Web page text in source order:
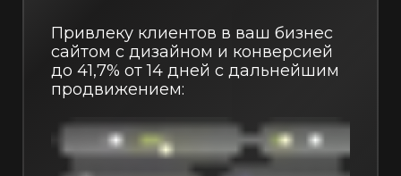
Привлеку клиентов в ваш бизнес
сайтом с дизайном и конверсией
до 41,7% от 14 дней с дальнейшим
продвижением: